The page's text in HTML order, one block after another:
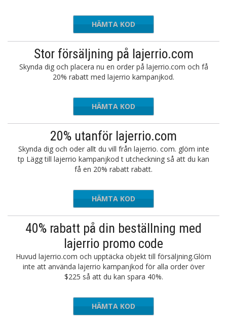
LJ20
HÄMTA KOD
Stor försäljning på lajerrio.com
Skynda dig och placera nu en order på lajerrio.com och få
20% rabatt med lajerrio kampanjkod.
LJ20
HÄMTA KOD
20% utanför lajerrio.com
Skynda dig och oder allt du vill från lajerrio. com. glöm inte
tp Lägg till lajerrio kampanjkod t utcheckning så att du kan
få en 20% rabatt rabatt.
LJ20
HÄMTA KOD
40% rabatt på din beställning med
lajerrio promo code
Huvud lajerrio.com och upptäcka objekt till försäljning.Glöm
inte att använda lajerrio kampanjkod för alla order över
$225 så att du kan spara 40%.
HÄMTA KOD